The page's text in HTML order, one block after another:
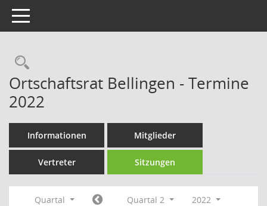
Toggle navigation
Rechercheauswahl
Ortschaftsrat Bellingen - Termine
2022
Informationen Mitglieder
Vertreter Sitzungen
Quartal Quartal 2
2022